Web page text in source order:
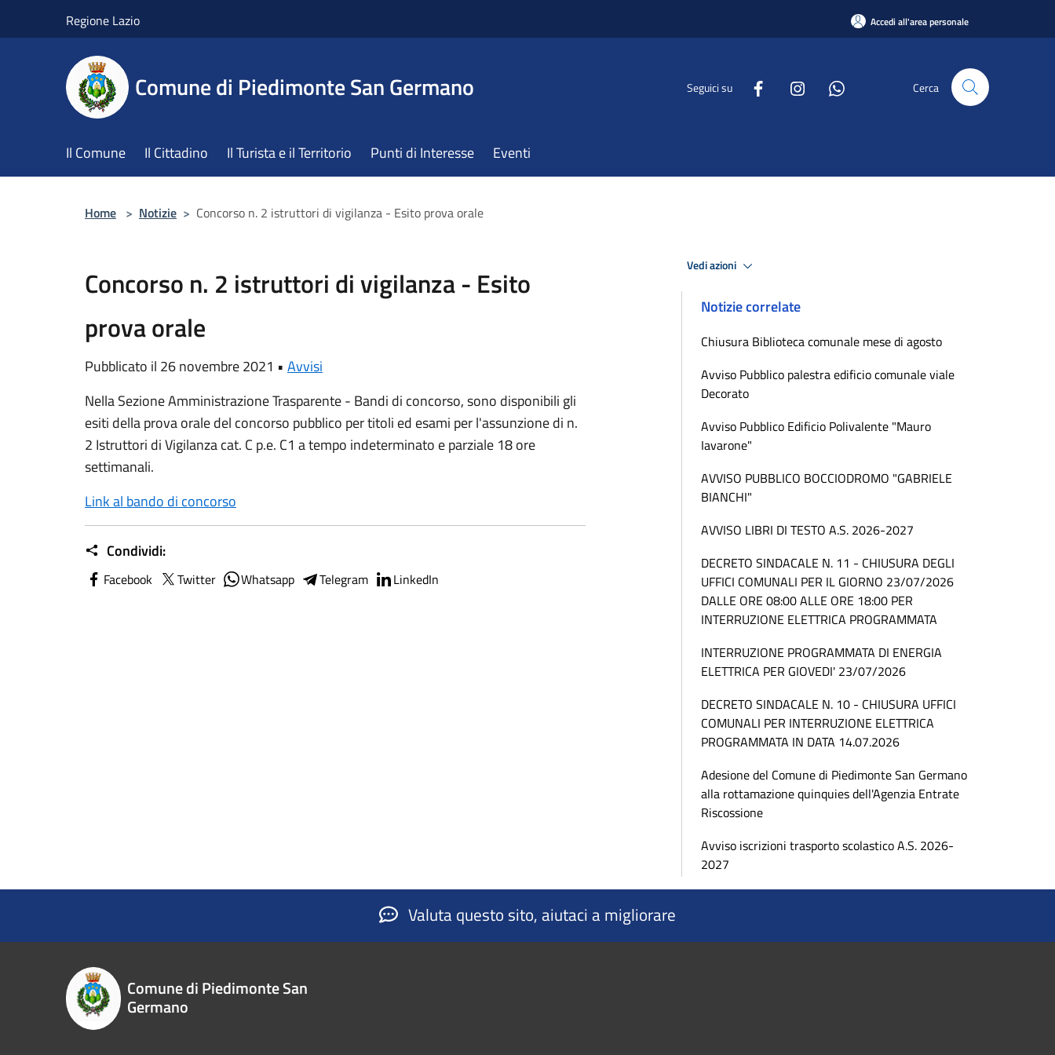
Regione Lazio Accedi all'area personale
Comune di Piedimonte San Germano Seguici su Cerca
Il Comune Il Cittadino Il Turista e il Territorio Punti di Interesse Eventi
Home > Notizie > Concorso n. 2 istruttori di vigilanza - Esito prova orale
Concorso n. 2 istruttori di vigilanza - Esito
prova orale
Pubblicato il 26 novembre 2021 • Avvisi
Nella Sezione Amministrazione Trasparente - Bandi di concorso, sono disponibili gli
esiti della prova orale del concorso pubblico per titoli ed esami per l'assunzione di n.
2 Istruttori di Vigilanza cat. C p.e. C1 a tempo indeterminato e parziale 18 ore
settimanali.
Link al bando di concorso
Condividi:
Facebook Twitter Whatsapp Telegram LinkedIn
Vedi azioni
Notizie correlate
Chiusura Biblioteca comunale mese di agosto
Avviso Pubblico palestra edificio comunale viale
Decorato
Avviso Pubblico Edificio Polivalente "Mauro
Iavarone"
AVVISO PUBBLICO BOCCIODROMO "GABRIELE
BIANCHI"
AVVISO LIBRI DI TESTO A.S. 2026-2027
DECRETO SINDACALE N. 11 - CHIUSURA DEGLI
UFFICI COMUNALI PER IL GIORNO 23/07/2026
DALLE ORE 08:00 ALLE ORE 18:00 PER
INTERRUZIONE ELETTRICA PROGRAMMATA
INTERRUZIONE PROGRAMMATA DI ENERGIA
ELETTRICA PER GIOVEDI' 23/07/2026
DECRETO SINDACALE N. 10 - CHIUSURA UFFICI
COMUNALI PER INTERRUZIONE ELETTRICA
PROGRAMMATA IN DATA 14.07.2026
Adesione del Comune di Piedimonte San Germano
alla rottamazione quinquies dell'Agenzia Entrate
Riscossione
Avviso iscrizioni trasporto scolastico A.S. 2026-
2027
Valuta questo sito, aiutaci a migliorare
Comune di Piedimonte San
Germano